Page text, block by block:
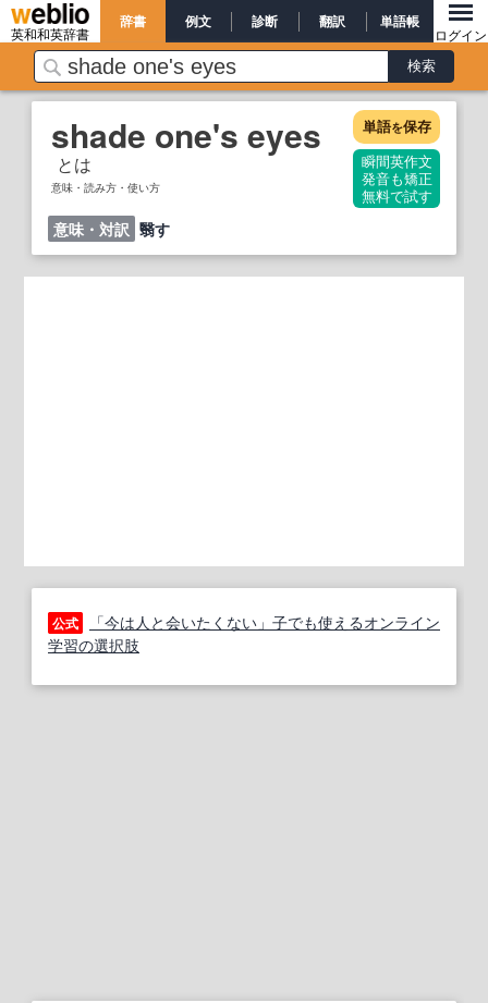
英和和英辞書
辞書 例文 診断 翻訳 単語帳
ログイン
shade one's eyes
とは
意味・読み方・使い方
単語を保存
瞬間英作文
発音も矯正
無料で試す
意味・対訳 翳す
公式
「今は人と会いたくない」子でも使えるオンライン
学習の選択肢